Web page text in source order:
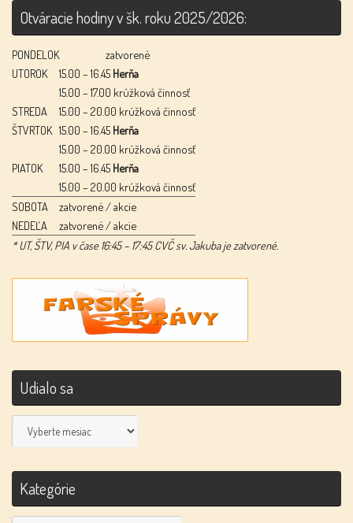
Otváracie hodiny v šk. roku 2025/2026:
PONDELOK
zatvorené
UTOROK
15.00 – 16.45 Herňa
15.00 – 17.00 krúžková činnosť
STREDA
15.00 – 20.00 krúžková činnosť
ŠTVRTOK 15.00 – 16.45 Herňa
15.00 – 20.00 krúžková činnosť
PIATOK
15.00 – 16.45 Herňa
15.00 – 20.00 krúžková činnosť
SOBOTA
zatvorené / akcie
NEDEĽA
zatvorené / akcie
* UT, ŠTV, PIA v čase 16:45 – 17:45 CVČ sv. Jakuba je zatvorené.
Udialo sa
Udialo
sa
Kategórie